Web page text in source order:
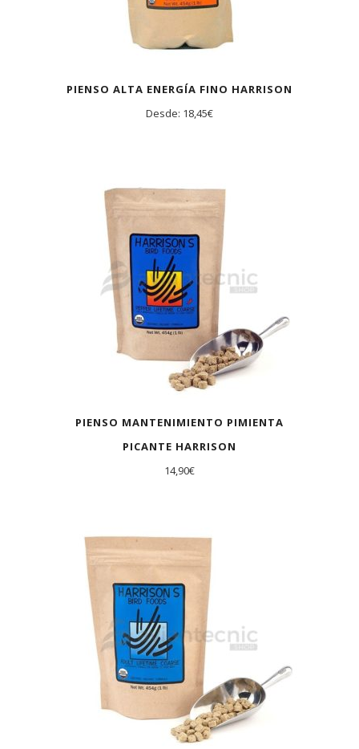
PIENSO ALTA ENERGÍA FINO HARRISON
Desde: 18,45€
PIENSO MANTENIMIENTO PIMIENTA
PICANTE HARRISON
14,90€